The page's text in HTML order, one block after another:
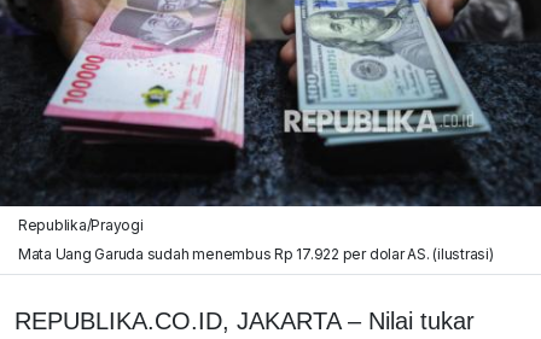
Republika/Prayogi
Mata Uang Garuda sudah menembus Rp 17.922 per dolar AS. (ilustrasi)
REPUBLIKA.CO.ID, JAKARTA – Nilai tukar